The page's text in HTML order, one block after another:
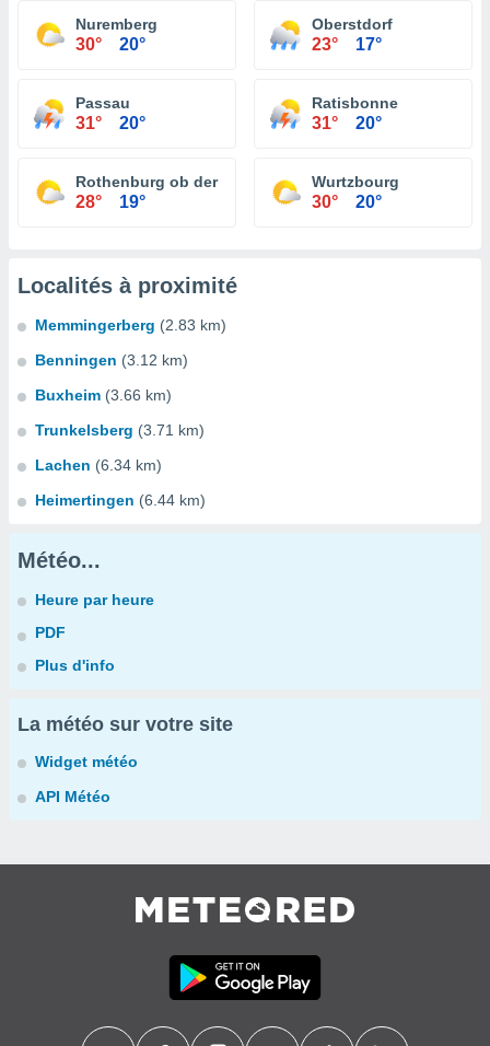
Nuremberg
30° 20°
Oberstdorf
23° 17°
Passau
31° 20°
Ratisbonne
31° 20°
Rothenburg ob der Tauber
28° 19°
Wurtzbourg
30° 20°
Localités à proximité
Memmingerberg (2.83 km)
Benningen (3.12 km)
Buxheim (3.66 km)
Trunkelsberg (3.71 km)
Lachen (6.34 km)
Heimertingen (6.44 km)
Météo...
Heure par heure
PDF
Plus d'info
La météo sur votre site
Widget météo
API Météo